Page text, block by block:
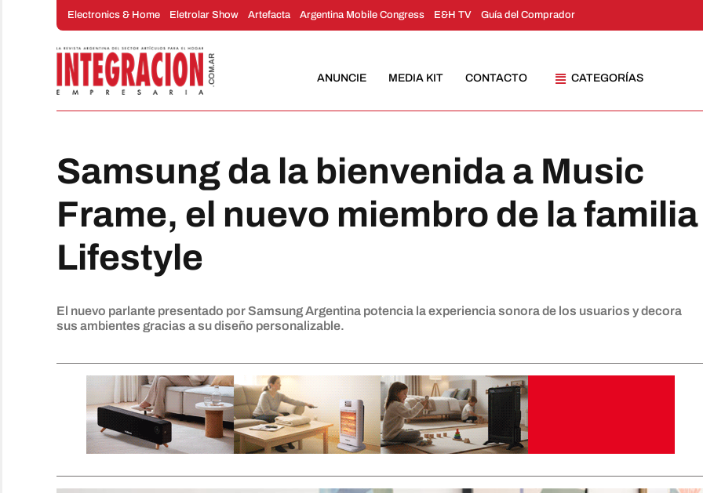
Electronics & Home Eletrolar Show Artefacta Argentina Mobile Congress E&H TV Guía del Comprador
ANUNCIE MEDIA KIT CONTACTO CATEGORÍAS
Samsung da la bienvenida a Music
Frame, el nuevo miembro de la familia
Lifestyle
El nuevo parlante presentado por Samsung Argentina potencia la experiencia sonora de los usuarios y decora
sus ambientes gracias a su diseño personalizable.